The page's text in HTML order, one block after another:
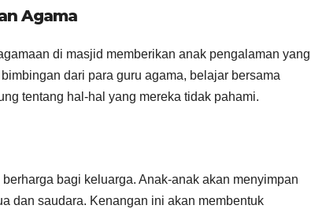
Agama
di masjid memberikan anak pengalaman yang
dari para guru agama, belajar bersama
tentang hal-hal yang mereka tidak pahami.
bagi keluarga. Anak-anak akan menyimpan
dan saudara. Kenangan ini akan membentuk